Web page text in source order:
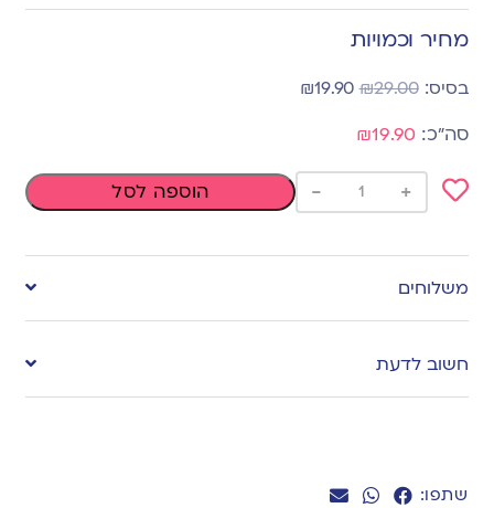
שתפו:
מחיר וכמויות
₪29.00
₪19.90
₪19.90
to
wishlist
+
- הוספה לסל
משלוחים
חשוב לדעת